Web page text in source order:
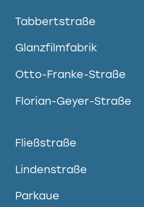
Tabbertstraße
Glanzfilmfabrik
Otto-Franke-Straße
Florian-Geyer-Straße
Fließstraße
Lindenstraße
Parkaue